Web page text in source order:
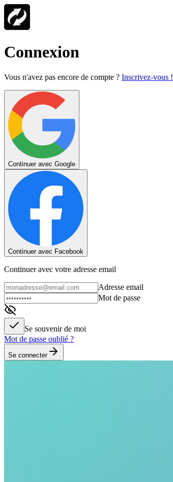
Connexion
Vous n'avez pas encore de compte ? Inscrivez-vous !
Continuer avec Google
Continuer avec Facebook
Continuer avec votre adresse email
Adresse email
Mot de passe
Se souvenir de moi
Mot de passe oublié ?
Se connecter